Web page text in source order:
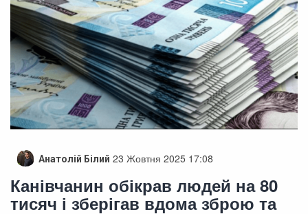
Анатолій Білий 23 Жовтня 2025 17:08
Канівчанин обікрав людей на 80
тисяч і зберігав вдома зброю та